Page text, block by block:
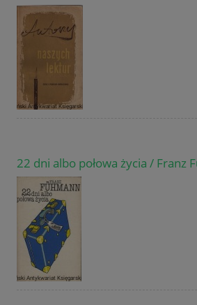
22 dni albo połowa życia / Franz